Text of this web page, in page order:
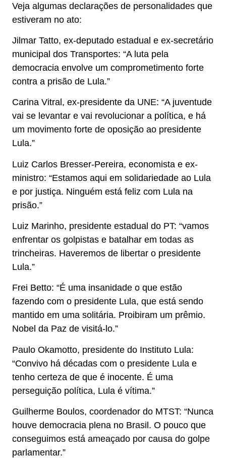
Veja algumas declarações de personalidades que
estiveram no ato:
Jilmar Tatto, ex-deputado estadual e ex-secretário
municipal dos Transportes: “A luta pela
democracia envolve um comprometimento forte
contra a prisão de Lula.”
Carina Vitral, ex-presidente da UNE: “A juventude
vai se levantar e vai revolucionar a política, e há
um movimento forte de oposição ao presidente
Lula.”
Luiz Carlos Bresser-Pereira, economista e ex-
ministro: “Estamos aqui em solidariedade ao Lula
e por justiça. Ninguém está feliz com Lula na
prisão.”
Luiz Marinho, presidente estadual do PT: “vamos
enfrentar os golpistas e batalhar em todas as
trincheiras. Haveremos de libertar o presidente
Lula.”
Frei Betto: “É uma insanidade o que estão
fazendo com o presidente Lula, que está sendo
mantido em uma solitária. Proibiram um prêmio.
Nobel da Paz de visitá-lo.”
Paulo Okamotto, presidente do Instituto Lula:
“Convivo há décadas com o presidente Lula e
tenho certeza de que é inocente. É uma
perseguição política, Lula é vítima.”
Guilherme Boulos, coordenador do MTST: “Nunca
houve democracia plena no Brasil. O pouco que
conseguimos está ameaçado por causa do golpe
parlamentar.”